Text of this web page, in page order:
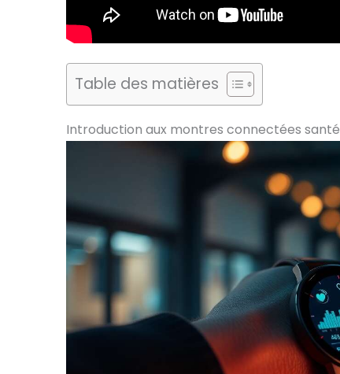
Table des matières
Introduction aux montres connectées santé